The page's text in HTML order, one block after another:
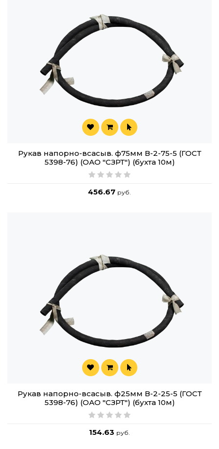
Рукав напорно-всасыв. ф75мм В-2-75-5 (ГОСТ
5398-76) (ОАО "СЗРТ") (бухта 10м)
456.67 руб.
Рукав напорно-всасыв. ф25мм В-2-25-5 (ГОСТ
5398-76) (ОАО "СЗРТ") (бухта 10м)
154.63 руб.